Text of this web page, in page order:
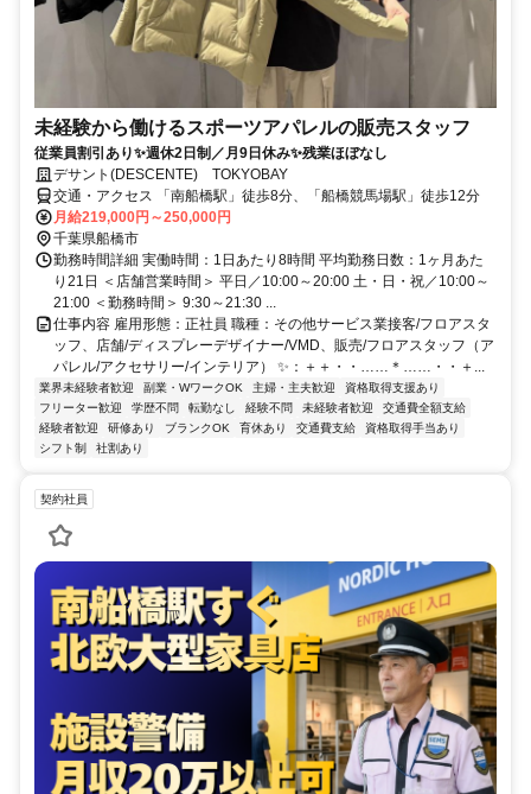
未経験から働けるスポーツアパレルの販売スタッフ
従業員割引あり✨週休2日制／月9日休み✨残業ほぼなし
デサント(DESCENTE) TOKYOBAY
交通・アクセス 「南船橋駅」徒歩8分、「船橋競馬場駅」徒歩12分
月給219,000円～250,000円
千葉県船橋市
勤務時間詳細 実働時間：1日あたり8時間 平均勤務日数：1ヶ月あた
り21日 ＜店舗営業時間＞ 平日／10:00～20:00 土・日・祝／10:00～
21:00 ＜勤務時間＞ 9:30～21:30 ...
仕事内容 雇用形態：正社員 職種：その他サービス業接客/フロアスタ
ッフ、店舗/ディスプレーデザイナー/VMD、販売/フロアスタッフ（ア
パレル/アクセサリー/インテリア） ✨：＋＋・・……＊……・・＋...
業界未経験者歓迎 副業・WワークOK 主婦・主夫歓迎
資格取得支援あり
フリーター歓迎
学歴不問 転勤なし 経験不問 未経験者歓迎
交通費全額支給
経験者歓迎
研修あり ブランクOK 育休あり 交通費支給
資格取得手当あり
シフト制
社割あり
契約社員